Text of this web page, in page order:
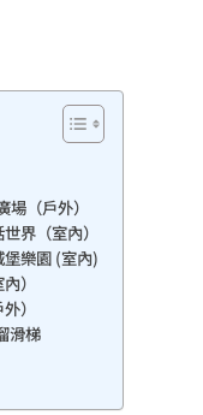
（戶外）
界（室內）
樂園 (室內)
）
）
滑梯